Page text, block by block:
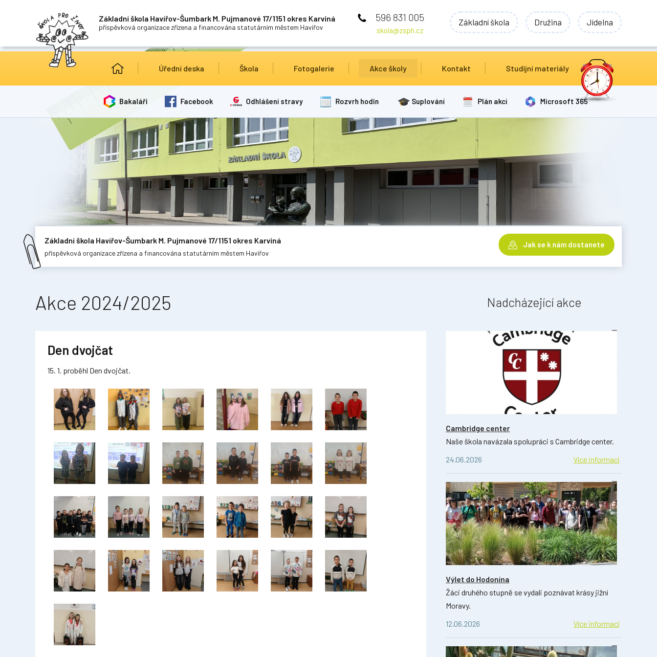
Základní škola Havířov-Šumbark M. Pujmanové 17/1151 okres Karviná
příspěvková organizace zřízena a financována statutárním městem Havířov
596 831 005
skola@zsph.cz
Základní škola Družina Jídelna
Úřední deska Škola Fotogalerie Akce školy Kontakt Studijní materiály
Bakaláři Facebook Odhlášení stravy Rozvrh hodin Suplování Plán akcí Microsoft 365
Základní škola Havířov-Šumbark M. Pujmanové 17/1151 okres Karviná
příspěvková organizace zřízena a financována statutárním městem Havířov
Jak se k nám dostanete
Akce 2024/2025
Den dvojčat
15. 1. proběhl Den dvojčat.
Nadcházející akce
Cambridge center
Naše škola navázala spolupráci s Cambridge center.
24.06.2026
Více informací
Výlet do Hodonína
Žáci druhého stupně se vydali poznávat krásy jižní
Moravy.
12.06.2026
Více informací